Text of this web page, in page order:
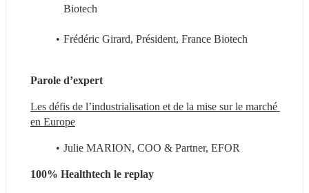
Biotech
Frédéric Girard, Président, France Biotech
Parole d’expert
Les défis de l’industrialisation et de la mise sur le marché
en Europe
Julie MARION, COO & Partner, EFOR
100% Healthtech le replay